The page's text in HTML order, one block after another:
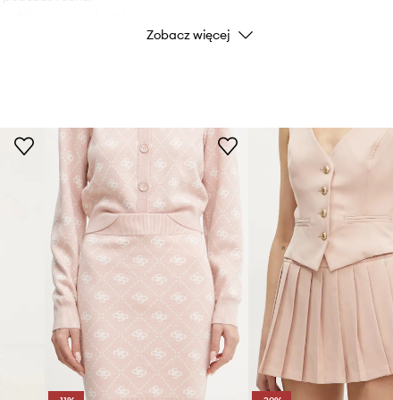
Marka
ID Produktu
Zobacz więcej